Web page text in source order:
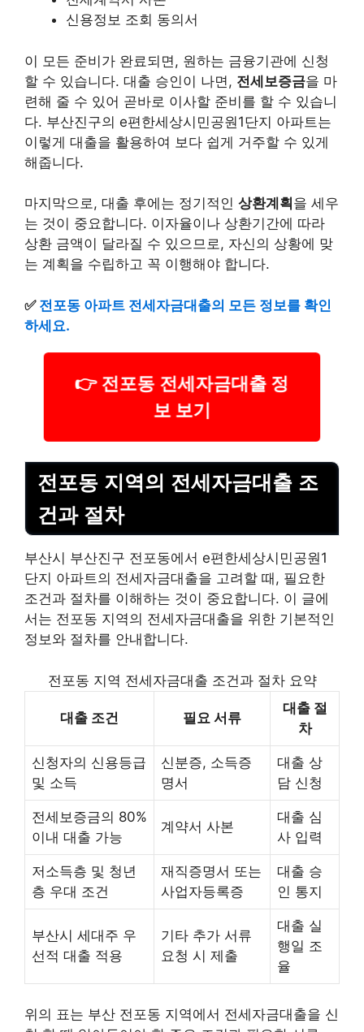
신용정보 조회 동의서
이 모든 준비가 완료되면, 원하는 금융기관에 신청
할 수 있습니다. 대출 승인이 나면, 전세보증금을 마
련해 줄 수 있어 곧바로 이사할 준비를 할 수 있습니
다. 부산진구의 e편한세상시민공원1단지 아파트는
이렇게 대출을 활용하여 보다 쉽게 거주할 수 있게
해줍니다.
마지막으로, 대출 후에는 정기적인 상환계획 을 세우
는 것이 중요합니다. 이자율이나 상환기간에 따라
상환 금액이 달라질 수 있으므로, 자신의 상황에 맞
는 계획을 수립하고 꼭 이행해야 합니다.
✅ 전포동 아파트 전세자금대출의 모든 정보를 확인
하세요.
👉 전포동 전세자금대출 정
보 보기
전포동 지역의 전세자금대출 조
건과 절차
부산시 부산진구 전포동에서 e편한세상시민공원1
단지 아파트의 전세자금대출을 고려할 때, 필요한
조건과 절차를 이해하는 것이 중요합니다. 이 글에
서는 전포동 지역의 전세자금대출을 위한 기본적인
정보와 절차를 안내합니다.
전포동 지역 전세자금대출 조건과 절차 요약
대출 조건 필요 서류
대출 절
차
신청자의 신용등급
및 소득
신분증, 소득증
명서
대출 상
담 신청
전세보증금의 80%
이내 대출 가능
계약서 사본
대출 심
사 입력
저소득층 및 청년
층 우대 조건
재직증명서 또는
사업자등록증
대출 승
인 통지
부산시 세대주 우
선적 대출 적용
기타 추가 서류
요청 시 제출
대출 실
행일 조
율
위의 표는 부산 전포동 지역에서 전세자금대출을 신